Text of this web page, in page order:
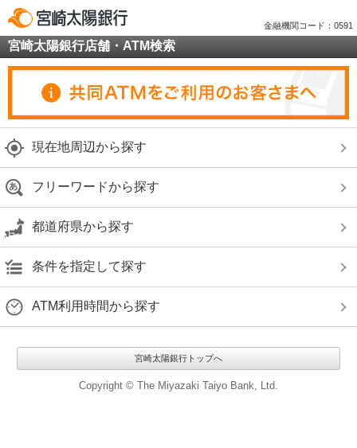
金融機関コード：0591
宮崎太陽銀行店舗・ATM検索
現在地周辺から探す
フリーワードから探す
都道府県から探す
条件を指定して探す
ATM利用時間から探す
宮崎太陽銀行トップへ
Copyright © The Miyazaki Taiyo Bank, Ltd.